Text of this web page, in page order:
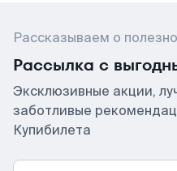
Рассказываем о
Рассылка с
Эксклюзивные акции,
заботливые
Купибилета